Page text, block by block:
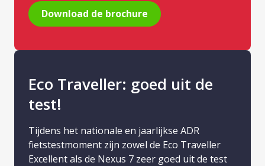
Download de brochure
Eco Traveller: goed uit de
test!
Tijdens het nationale en jaarlijkse ADR
fietstestmoment zijn zowel de Eco Traveller
Excellent als de Nexus 7 zeer goed uit de test